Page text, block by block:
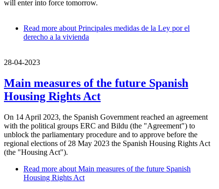
will enter into force tomorrow.
Read more about Principales medidas de la Ley por el
derecho a la vivienda
28-04-2023
Main measures of the future Spanish
Housing Rights Act
On 14 April 2023, the Spanish Government reached an agreement
with the political groups ERC and Bildu (the "Agreement") to
unblock the parliamentary procedure and to approve before the
regional elections of 28 May 2023 the Spanish Housing Rights Act
(the "Housing Act").
Read more about Main measures of the future Spanish
Housing Rights Act